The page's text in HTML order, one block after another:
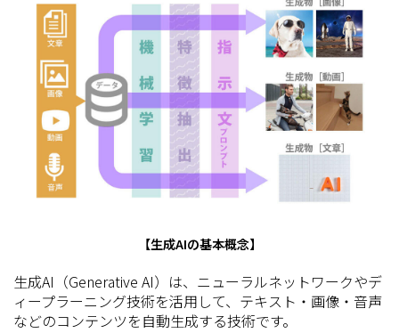
【生成AIの基本概念】
生成AI（Generative AI）は、ニューラルネットワークやデ
ィープラーニング技術を活用して、テキスト・画像・音声
などのコンテンツを自動生成する技術です。